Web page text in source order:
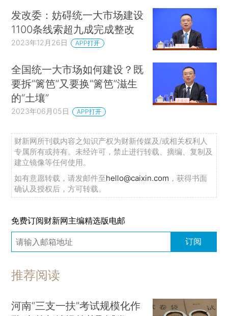
发改委：妨碍统一大市场建设
1100条线索超九成完成整改
2023年12月26日 APP打开
全国统一大市场如何建设？既
要拆“篱笆”又要换“篱笆”滋生
的“土壤”
2023年06月05日 APP打开
财新网所刊载内容之知识产权为财新传媒及/或相关权利人
专属所有或持有。未经许可，禁止进行转载、摘编、复制及
建立镜像等任何使用。
如有意愿转载，请发邮件至hello@caixin.com ，获得书面
确认及授权后，方可转载。
免费订阅财新网主编精选版电邮
订阅
推荐阅读
河南“三支一扶”考试规模化作